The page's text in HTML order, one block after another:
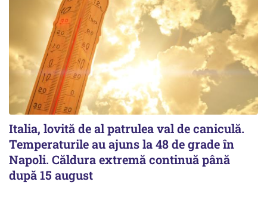
Italia, lovită de al patrulea val de caniculă.
Temperaturile au ajuns la 48 de grade în
Napoli. Căldura extremă continuă până
după 15 august